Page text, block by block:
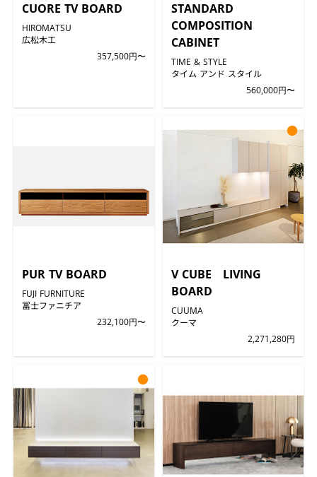
CUORE TV BOARD
HIROMATSU
広松木工
357,500円〜
STANDARD
COMPOSITION
CABINET
TIME & STYLE
タイム アンド スタイル
560,000円〜
PUR TV BOARD
FUJI FURNITURE
冨士ファニチア
232,100円〜
V CUBE LIVING
BOARD
CUUMA
クーマ
2,271,280円
●
●